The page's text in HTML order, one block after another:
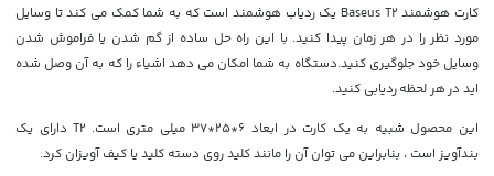
کارت هوشمند Baseus T2 یک ردیاب هوشمند است که به شما کمک می کند تا وسایل
مورد نظر را در هر زمان پیدا کنید. با این راه حل ساده از گم شدن یا فراموش شدن
وسایل خود جلوگیری کنید.دستگاه به شما امکان می دهد اشیاء را که به آن وصل شده
اید در هر لحظه ردیابی کنید.
این محصول شبیه به یک کارت در ابعاد 6*25*37 میلی متری است. T2 دارای یک
بندآویز است ، بنابراین می توان آن را مانند کلید روی دسته کلید یا کیف آویزان کرد.